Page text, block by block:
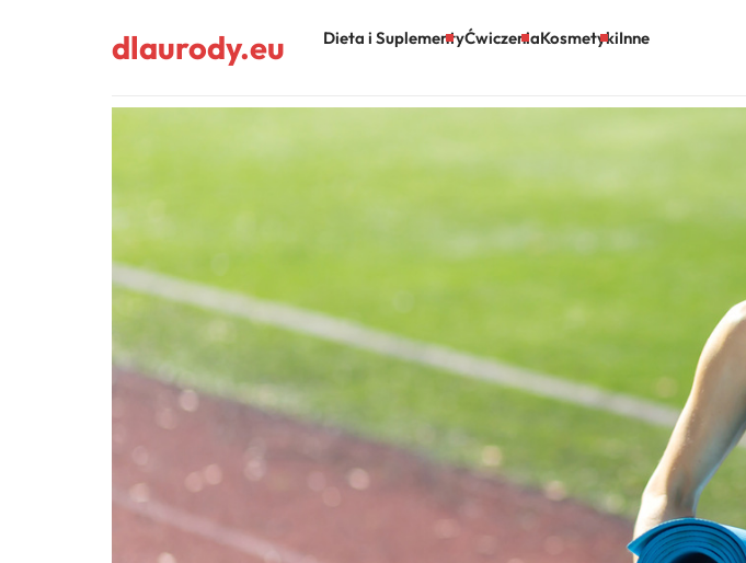
dlaurody.eu Dieta i SuplementyĆwiczeniaKosmetykiInne